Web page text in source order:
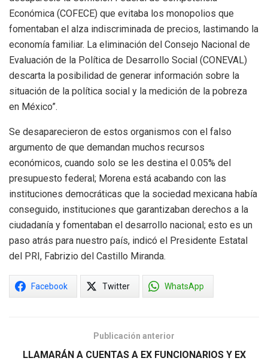
Económica (COFECE) que evitaba los monopolios que
fomentaban el alza indiscriminada de precios, lastimando la
economía familiar. La eliminación del Consejo Nacional de
Evaluación de la Política de Desarrollo Social (CONEVAL)
descarta la posibilidad de generar información sobre la
situación de la política social y la medición de la pobreza
en México”.
Se desaparecieron de estos organismos con el falso
argumento de que demandan muchos recursos
económicos, cuando solo se les destina el 0.05% del
presupuesto federal; Morena está acabando con las
instituciones democráticas que la sociedad mexicana había
conseguido, instituciones que garantizaban derechos a la
ciudadanía y fomentaban el desarrollo nacional; esto es un
paso atrás para nuestro país, indicó el Presidente Estatal
del PRI, Fabrizio del Castillo Miranda.
Facebook Twitter WhatsApp
Publicación anterior
LLAMARÁN A CUENTAS A EX FUNCIONARIOS Y EX